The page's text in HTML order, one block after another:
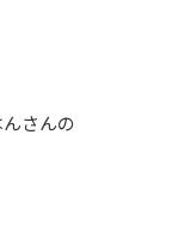
さんの